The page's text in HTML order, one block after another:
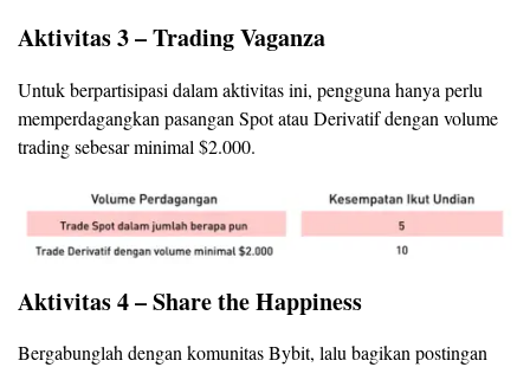
Aktivitas 3 – Trading Vaganza
Untuk berpartisipasi dalam aktivitas ini, pengguna hanya perlu
memperdagangkan pasangan Spot atau Derivatif dengan volume
trading sebesar minimal $2.000.
Aktivitas 4 – Share the Happiness
Bergabunglah dengan komunitas Bybit, lalu bagikan postingan